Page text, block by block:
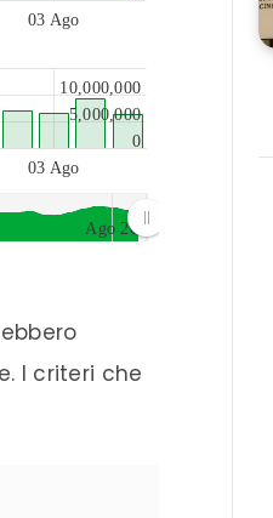
03 Ago
03 Ago
0
5,000,000
10,000,000
Ago 26
I criteri che